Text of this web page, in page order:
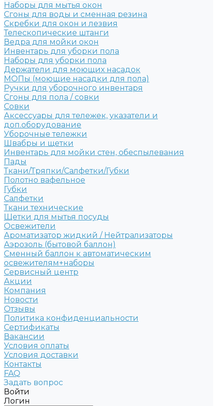
Наборы для мытья окон
Сгоны для воды и сменная резина
Скребки для окон и лезвия
Телескопические штанги
Ведра для мойки окон
Инвентарь для уборки пола
Наборы для уборки пола
Держатели для моющих насадок
МОПы (моющие насадки для пола)
Ручки для уборочного инвентаря
Сгоны для пола / совки
Совки
Аксессуары для тележек, указатели и
доп.оборудование
Уборочные тележки
Швабры и щетки
Инвентарь для мойки стен, обеспылевания
Пады
Ткани/Тряпки/Салфетки/Губки
Полотно вафельное
Губки
Салфетки
Ткани технические
Щетки для мытья посуды
Освежители
Ароматизатор жидкий / Нейтрализаторы
Аэрозоль (бытовой баллон)
Сменный баллон к автоматическим
освежителям+наборы
Сервисный центр
Акции
Компания
Новости
Отзывы
Политика конфиденциальности
Сертификаты
Вакансии
Условия оплаты
Условия доставки
Контакты
FAQ
Задать вопрос
Войти
Логин